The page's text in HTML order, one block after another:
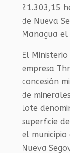
21.303,15
de Nueva
Managua el
El
empresa
concesión
de
lote
superficie
el
Nueva